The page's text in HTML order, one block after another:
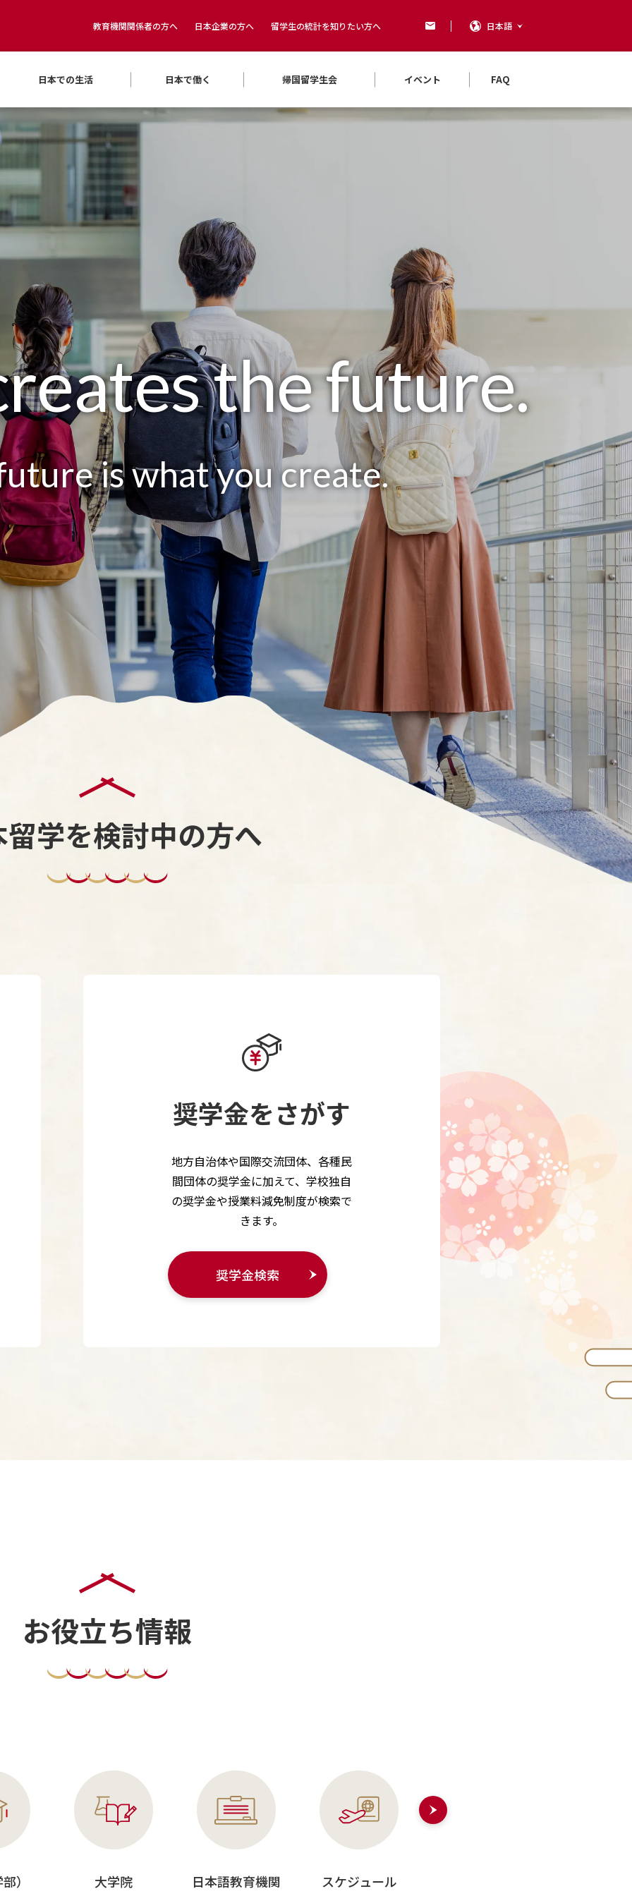
教育機関関係者の方へ 日本企業の方へ 留学生の統計を知りたい方へ 日本語
日本での生活 日本で働く 帰国留学生会 イベント FAQ
thefuture.
iswhat you create.
学を検討中の方へ
奨学金をさがす
地方自治体や国際交流団体、各種民
間団体の奨学金に加えて、学校独自
の奨学金や授業料減免制度が検索で
きます。
奨学金検索
お役立ち情報
）
大学院 日本語教育機関 スケジュール